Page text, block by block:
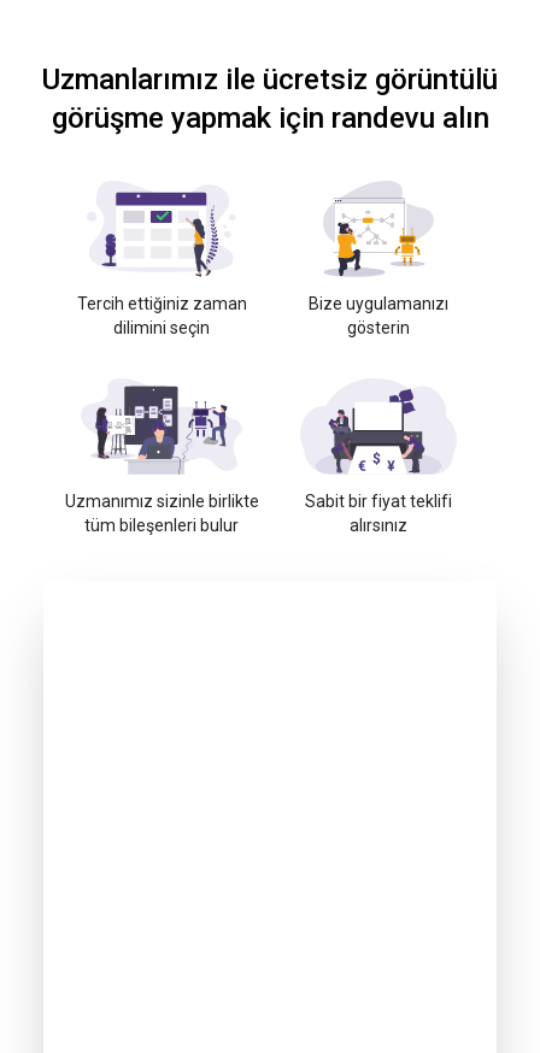
Uzmanlarımız ile ücretsiz görüntülü
görüşme yapmak için randevu alın
Tercih ettiğiniz zaman
dilimini seçin
Bize uygulamanızı
gösterin
Uzmanımız sizinle birlikte
tüm bileşenleri bulur
Sabit bir fiyat teklifi
alırsınız